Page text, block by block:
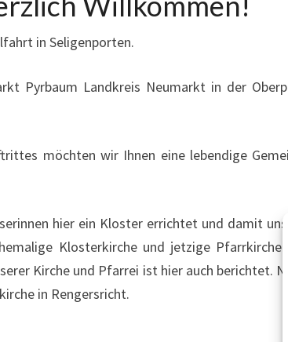
in Seligenporten.
Pyrbaum Landkreis Neumarkt in der
möchten wir Ihnen eine lebendige
hier ein Kloster errichtet und damit
Klosterkirche und jetzige Pfarrkirche
Kirche und Pfarrei ist hier auch berichtet.
in Rengersricht.